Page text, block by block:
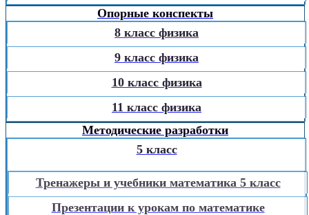
Опорные конспекты
8 класс физика
9 класс физика
10 класс физика
11 класс физика
Методические разработки
5 класс
Тренажеры и учебники математика 5 класс
Презентации к урокам по математике